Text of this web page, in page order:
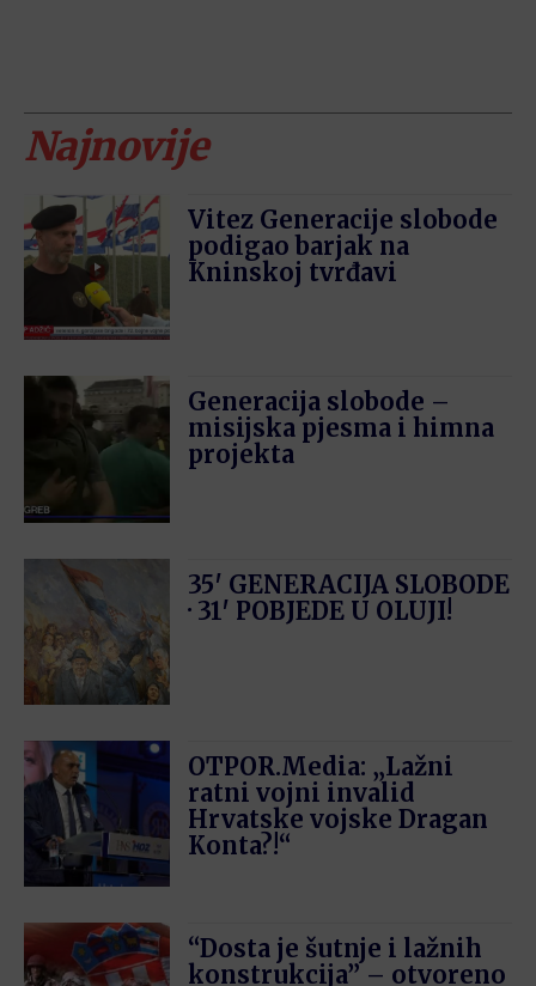
Najnovije
Vitez Generacije slobode
podigao barjak na
Kninskoj tvrđavi
Generacija slobode –
misijska pjesma i himna
projekta
35′ GENERACIJA SLOBODE
· 31′ POBJEDE U OLUJI!
OTPOR.Media: „Lažni
ratni vojni invalid
Hrvatske vojske Dragan
Konta?!“
“Dosta je šutnje i lažnih
konstrukcija” – otvoreno